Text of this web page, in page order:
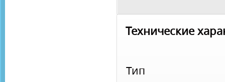
Технические
Тип